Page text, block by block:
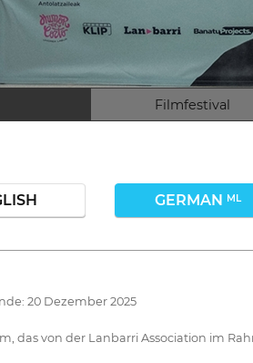
Filmfestival
GERMAN ML
20 Dezember 2025
das von der Lanbarri Association im